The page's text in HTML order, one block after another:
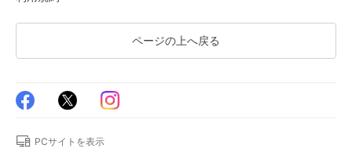
ページの上へ戻る
PCサイトを表示